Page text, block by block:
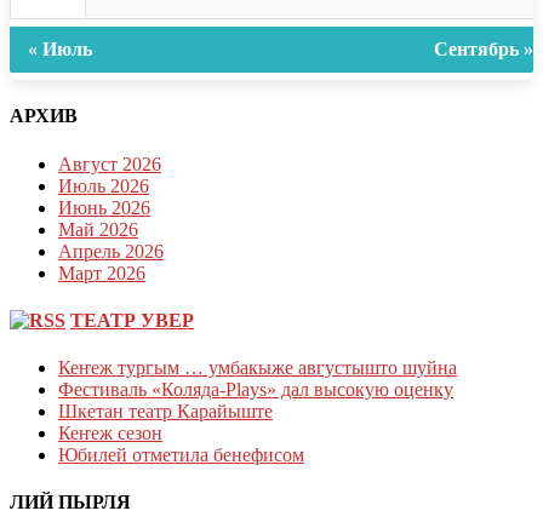
« Июль Сентябрь »
АРХИВ
Август 2026
Июль 2026
Июнь 2026
Май 2026
Апрель 2026
Март 2026
ТЕАТР УВЕР
Кеҥеж тургым … умбакыже августышто шуйна
Фестиваль «Коляда-Plays» дал высокую оценку
Шкетан театр Карайыште
Кеҥеж сезон
Юбилей отметила бенефисом
ЛИЙ ПЫРЛЯ